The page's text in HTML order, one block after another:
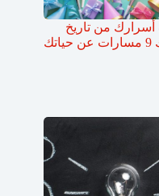
من تاريخ